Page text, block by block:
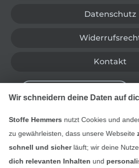
Datenschutz
Kontakt
Finde mehr
Wir schneidern deine Daten auf
Stoffe Hemmers nutzt Cookies und
zu gewährleisten, dass unsere Webseite
schnell und sicherläuft; wir deine
dich relevanten Inhalten und